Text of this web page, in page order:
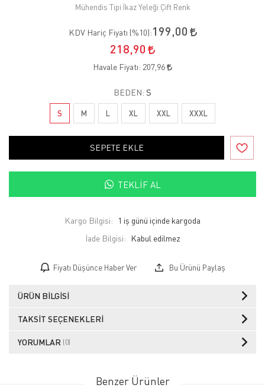
Mühendis Tipi İkaz Yeleği Çift Renk
KDV Hariç Fiyatı (%10):199,00
218,90
Havale Fiyatı: 207,96
BEDEN: S
S M L XL XXL XXXL
SEPETE EKLE
TEKLIF AL
Kargo Bilgisi:
1 iş günü içinde kargoda
İade Bilgisi:
Fiyatı Düşünce Haber Ver Bu Ürünü Paylaş
ÜRÜN BILGISI
TAKSIT SEÇENEKLERI
YORUMLAR (0)
Benzer Ürünler